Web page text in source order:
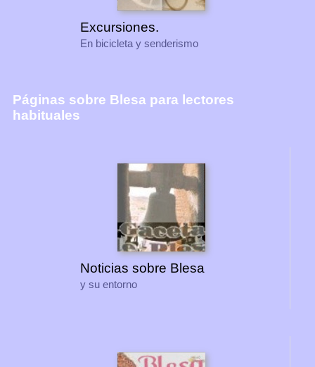
Excursiones.
En bicicleta y senderismo
Páginas sobre Blesa para lectores
habituales
Noticias sobre Blesa
y su entorno